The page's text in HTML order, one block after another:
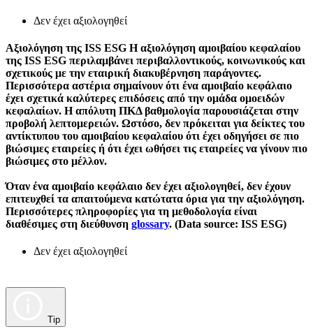
Δεν έχει αξιολογηθεί
Αξιολόγηση της ISS ESG Η αξιολόγηση αμοιβαίου κεφαλαίου
της ISS ESG περιλαμβάνει περιβαλλοντικούς, κοινωνικούς και
σχετικούς με την εταιρική διακυβέρνηση παράγοντες.
Περισσότερα αστέρια σημαίνουν ότι ένα αμοιβαίο κεφάλαιο
έχει σχετικά καλύτερες επιδόσεις από την ομάδα ομοειδών
κεφαλαίων. Η απόλυτη ΠΚΔ βαθμολογία παρουσιάζεται στην
προβολή λεπτομερειών. Ωστόσο, δεν πρόκειται για δείκτες του
αντίκτυπου του αμοιβαίου κεφαλαίου ότι έχει οδηγήσει σε πιο
βιώσιμες εταιρείες ή ότι έχει ωθήσει τις εταιρείες να γίνουν πιο
βιώσιμες στο μέλλον.
Όταν ένα αμοιβαίο κεφάλαιο δεν έχει αξιολογηθεί, δεν έχουν
επιτευχθεί τα απαιτούμενα κατώτατα όρια για την αξιολόγηση.
Περισσότερες πληροφορίες για τη μεθοδολογία είναι
διαθέσιμες στη διεύθυνση glossary. (Data source: ISS ESG)
Δεν έχει αξιολογηθεί
Tip